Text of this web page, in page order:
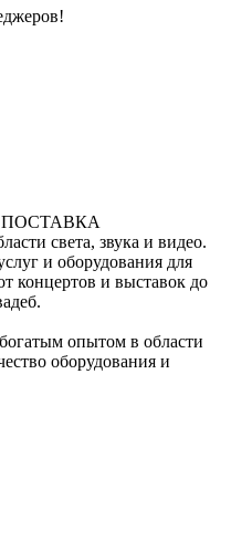
света, звука и видео.
и оборудования для
концертов и выставок до
опытом в области
оборудования и